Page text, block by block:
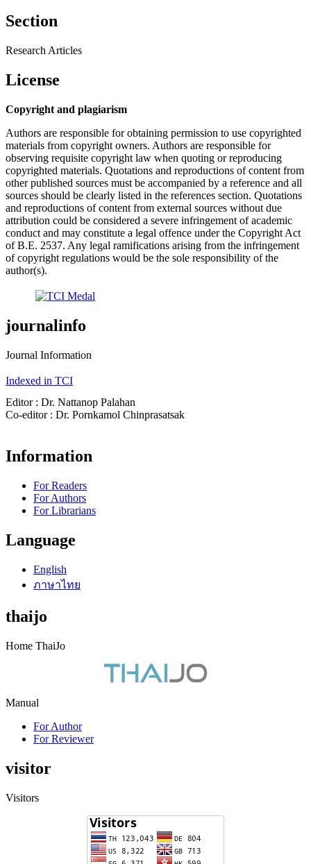
Section
Research Articles
License
Copyright and plagiarism
Authors are responsible for obtaining permission to use copyrighted
materials from copyright owners. Authors are responsible for
observing requisite copyright law when quoting or reproducing
copyrighted materials. Quotations and reproductions of content from
other published sources must be accompanied by a reference and all
sources should be clearly listed in the references section. Quotations
and reproductions of content from external sources without due
attribution could be considered a severe infringement of academic
conduct and may constitute a legal offence under the Copyright Act
of B.E. 2537. Any legal ramifications arising from the infringement
of copyright regulations would be the sole responsibility of the
author(s).
journalinfo
Journal Information
Indexed in TCI
Editor : Dr. Nattanop Palahan
Co-editor : Dr. Pornkamol Chinprasatsak
Information
For Readers
For Authors
For Librarians
Language
English
ภาษาไทย
thaijo
Home ThaiJo
Manual
For Author
For Reviewer
visitor
Visitors